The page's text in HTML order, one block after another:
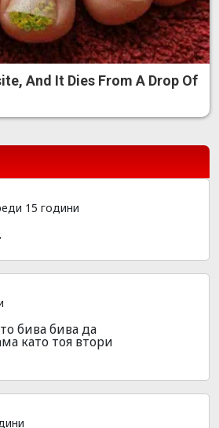
And It Dies From A Drop Of
15 години
бива бива да
като тоя втори